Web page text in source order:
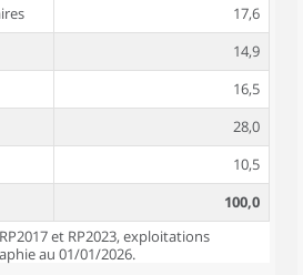
17,6
14,9
16,5
28,0
10,5
100,0
et RP2023, exploitations
au 01/01/2026.